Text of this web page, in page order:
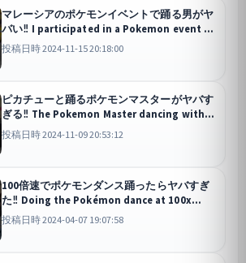
マレーシアのポケモンイベントで踊る男がヤ
バい‼︎ I participated in a Pokemon event in
Malaysia🐀
投稿日時 2024-11-15 20:18:00
ピカチューと踊るポケモンマスターがヤバす
ぎる‼ ︎The Pokemon Master dancing with
Pikachu is awesome🐀#pokemonrunmy
投稿日時 2024-11-09 20:53:12
100倍速でポケモンダンス踊ったらヤバすぎ
た‼︎ Doing the Pokémon dance at 100x
speed was crazy🕺
投稿日時 2024-04-07 19:07:58